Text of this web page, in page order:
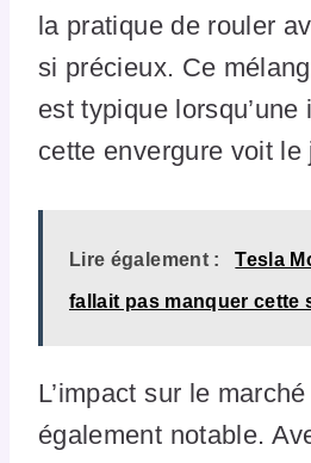
la pratique de rouler
si précieux. Ce
est typique lorsqu’une
cette envergure voit le
Lire également : Tesla
fallait pas manquer cette
L’impact sur le
également notable.